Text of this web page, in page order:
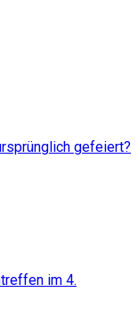
gefeiert?
im 4.